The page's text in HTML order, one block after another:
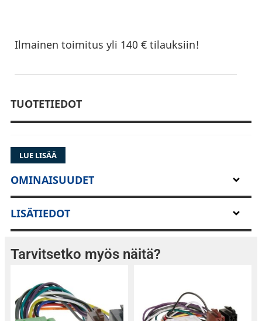
Ilmainen toimitus yli 140 € tilauksiin!
TUOTETIEDOT
LUE LISÄÄ
OMINAISUUDET
LISÄTIEDOT
Tarvitsetko myös näitä?